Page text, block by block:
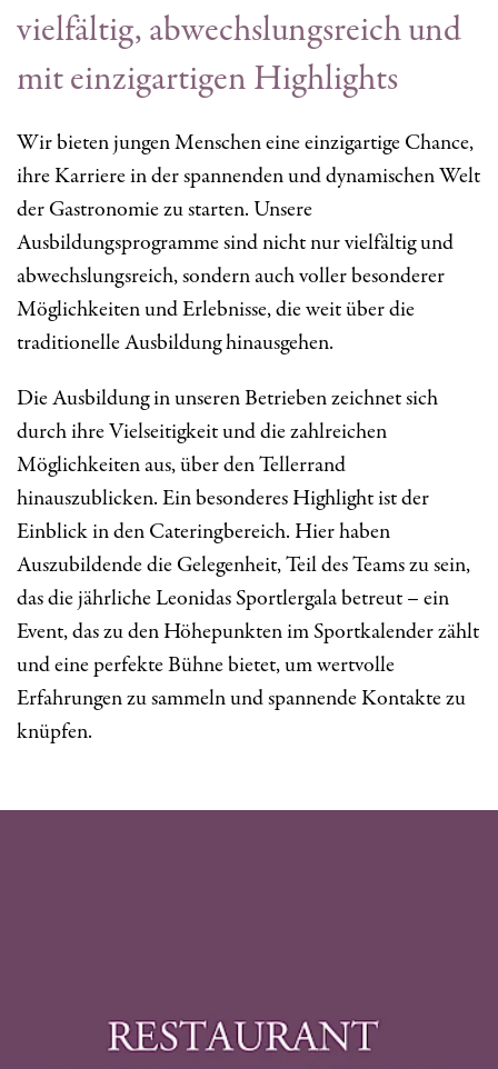
vielfältig, abwechslungsreich und
mit einzigartigen Highlights
Wir bieten jungen Menschen eine einzigartige Chance,
ihre Karriere in der spannenden und dynamischen Welt
der Gastronomie zu starten. Unsere
Ausbildungsprogramme sind nicht nur vielfältig und
abwechslungsreich, sondern auch voller besonderer
Möglichkeiten und Erlebnisse, die weit über die
traditionelle Ausbildung hinausgehen.
Die Ausbildung in unseren Betrieben zeichnet sich
durch ihre Vielseitigkeit und die zahlreichen
Möglichkeiten aus, über den Tellerrand
hinauszublicken. Ein besonderes Highlight ist der
Einblick in den Cateringbereich. Hier haben
Auszubildende die Gelegenheit, Teil des Teams zu sein,
das die jährliche Leonidas Sportlergala betreut – ein
Event, das zu den Höhepunkten im Sportkalender zählt
und eine perfekte Bühne bietet, um wertvolle
Erfahrungen zu sammeln und spannende Kontakte zu
knüpfen.